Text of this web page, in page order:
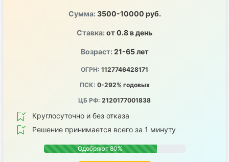
Сумма: 3500-10000 руб.
Ставка: от 0.8 в день
Возраст: 21-65 лет
ОГРН: 1127746428171
ПСК: 0-292% годовых
ЦБ РФ: 2120177001838
Круглосуточно и без отказа
Решение принимается всего за 1 минуту
Одобряют 80%